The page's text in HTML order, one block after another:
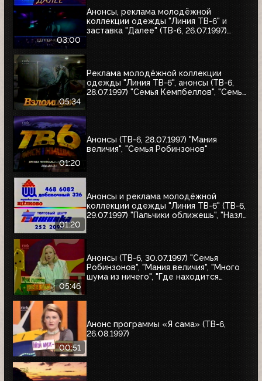
03:00
Анонсы, реклама молодёжной
коллекции одежды "Линия ТВ-6" и
заставка "Далее" (ТВ-6, 26.07.1997)
05:34
Реклама молодёжной коллекции
одежды "Линия ТВ-6", анонсы (ТВ-6,
28.07.1997) "Семья Кемпбеллов", "Семья
01:20
Анонсы (ТВ-6, 28.07.1997) "Мания
величия", "Семья Робинзонов"
01:20
Анонсы и реклама молодёжной
коллекции одежды "Линия ТВ-6" (ТВ-6,
29.07.1997) "Пальчики оближешь", "Назло
05:46
Анонсы (ТВ-6, 30.07.1997) "Семья
Робинзонов", "Мания величия", "Много
шума из ничего", "Где находится
00:51
Анонс программы «Я сама» (ТВ-6,
26.08.1997)